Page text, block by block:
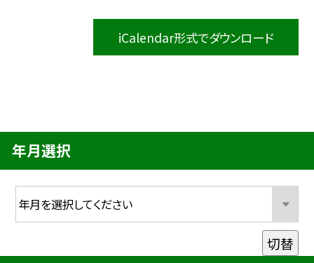
iCalendar形式でダウンロード
年月選択
切替